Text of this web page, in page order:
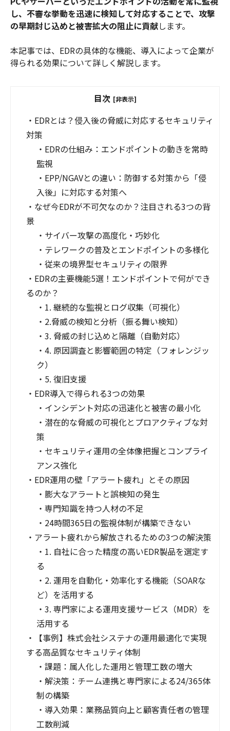
し、不審な挙動を迅速に検知して対応することで、攻撃
の早期封じ込めと被害拡大の阻止に貢献します。
本記事では、EDRの具体的な機能、導入によって企業が
得られる効果について詳しく解説します。
目次 [非表示]
・ EDRとは？侵入後の脅威に対応するセキュリティ
対策
・ EDRの仕組み：エンドポイントの動きを常時
監視
・ EPP/NGAVとの違い：防御する対策から「侵
入後」に対応する対策へ
・ なぜ今EDRが不可欠なのか？注目される3つの背
景
・ サイバー攻撃の高度化・巧妙化
・ テレワークの普及とエンドポイントの多様化
・ 従来の境界型セキュリティの限界
・ EDRの主要機能5選！エンドポイントで何ができ
るのか？
・ 1. 継続的な監視とログ収集（可視化）
・ 2.脅威の検知と分析（振る舞い検知）
・ 3. 脅威の封じ込めと隔離（自動対応）
・ 4. 原因調査と影響範囲の特定（フォレンジッ
ク）
・ 5. 復旧支援
・ EDR導入で得られる3つの効果
・ インシデント対応の迅速化と被害の最小化
・ 潜在的な脅威の可視化とプロアクティブな対
策
・ セキュリティ運用の全体像把握とコンプライ
アンス強化
・ EDR運用の壁「アラート疲れ」とその原因
・ 膨大なアラートと誤検知の発生
・ 専門知識を持つ人材の不足
・ 24時間365日の監視体制が構築できない
・ アラート疲れから解放されるための3つの解決策
・ 1. 自社に合った精度の高いEDR製品を選定す
る
・ 2. 運用を自動化・効率化する機能（SOARな
ど）を活用する
・ 3. 専門家による運用支援サービス（MDR）を
活用する
・
【事例】株式会社システナの運用最適化で実現
する高品質なセキュリティ体制
・ 課題：属人化した運用と管理工数の増大
・ 解決策：チーム連携と専門家による24/365体
制の構築
・ 導入効果：業務品質向上と顧客責任者の管理
工数削減